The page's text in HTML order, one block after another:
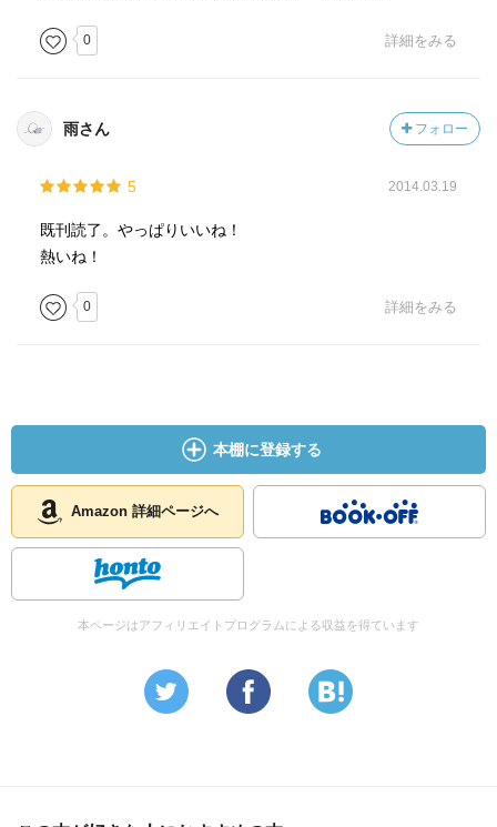
0 詳細をみる
雨さん フォロー
5 2014.03.19
既刊読了。やっぱりいいね！
熱いね！
0 詳細をみる
本棚に登録する
Amazon 詳細ページへ
本ページはアフィリエイトプログラムによる収益を得ています